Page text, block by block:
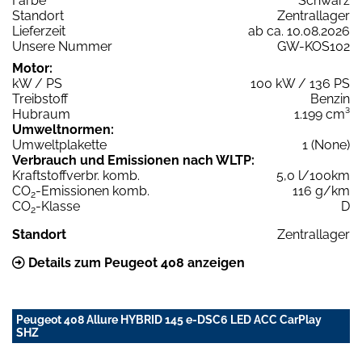
Standort
Zentrallager
Lieferzeit
ab ca. 10.08.2026
Unsere Nummer
GW-KOS102
Motor:
kW / PS
100 kW / 136 PS
Treibstoff
Benzin
Hubraum
1.199 cm³
Umweltnormen:
Umweltplakette
1 (None)
Verbrauch und Emissionen nach WLTP:
Kraftstoffverbr. komb.
5,0 l/100km
CO2-Emissionen komb.
116 g/km
CO2-Klasse
D
Standort
Zentrallager
Details zum Peugeot 408 anzeigen
Peugeot 408 Allure HYBRID 145 e-DSC6 LED ACC CarPlay
SHZ